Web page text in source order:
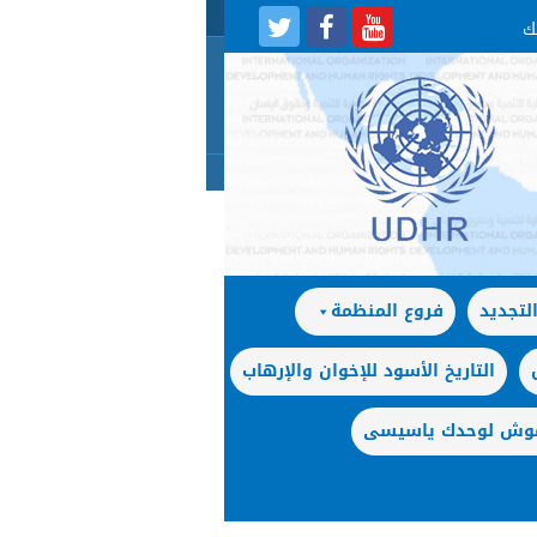
فروع المنظمة
التاريخ الأسود للإخوان والإرهاب
موش لوحدك ياسيسى